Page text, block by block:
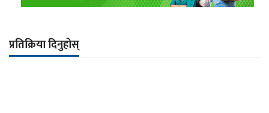
प्रतिक्रिया दिनुहोस्